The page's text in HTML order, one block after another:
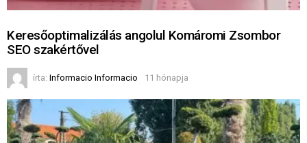
Keresőoptimalizálás angolul Komáromi Zsombor
SEO szakértővel
írta: Informacio Informacio 11 hónapja